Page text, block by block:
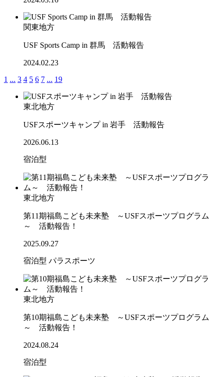
関東地方
USF Sports Camp in 群馬 活動報告
2024.02.23
1 ... 3 4 5 6 7 ... 19
東北地方
USFスポーツキャンプ in 岩手 活動報告
2026.06.13
宿泊型
東北地方
第11期福島こども未来塾 ～USFスポーツプログラム
～ 活動報告！
2025.09.27
宿泊型 パラスポーツ
東北地方
第10期福島こども未来塾 ～USFスポーツプログラム
～ 活動報告！
2024.08.24
宿泊型